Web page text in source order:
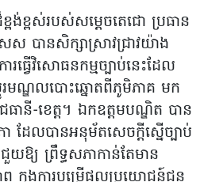
ខ្ពស់របស់សម្តេចតេជោ ប្រធាន
ស បានសិក្សាស្រាវជ្រាវយ៉ាង
វើវិសោធនកម្មច្បាប់នេះដែល
មណ្ឌលបោះឆ្នោតពីភូមិភាគ មក
ានី-ខេត្ត។ ឯកឧត្តមបណ្ឌិត បាន
ែលបានអនុម័តសេចក្តីស្នើច្បាប់
ឱ្យ ព្រឹទ្ធសភាកាន់តែមាន
ក្នុងការបម្រើផលប្រយោជន៍ជូន